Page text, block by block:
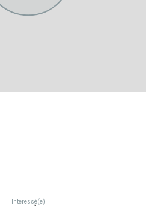
Intéressé(e)